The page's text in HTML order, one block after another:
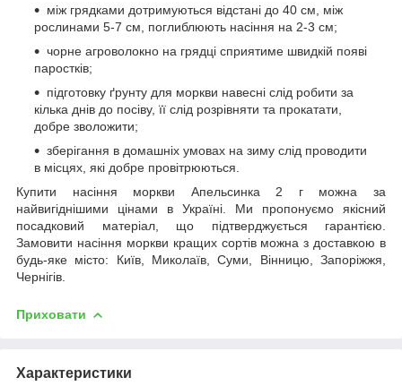
між грядками дотримуються відстані до 40 см, між
рослинами 5-7 см, поглиблюють насіння на 2-3 см;
чорне агроволокно на грядці сприятиме швидкій появі
паростків;
підготовку ґрунту для моркви навесні слід робити за
кілька днів до посіву, її слід розрівняти та прокатати,
добре зволожити;
зберігання в домашніх умовах на зиму слід проводити
в місцях, які добре провітрюються.
Купити насіння моркви Апельсинка 2 г можна за
найвигіднішими цінами в Україні. Ми пропонуємо якісний
посадковий матеріал, що підтверджується гарантією.
Замовити насіння моркви кращих сортів можна з доставкою в
будь-яке місто: Київ, Миколаїв, Суми, Вінницю, Запоріжжя,
Чернігів.
Приховати
Характеристики